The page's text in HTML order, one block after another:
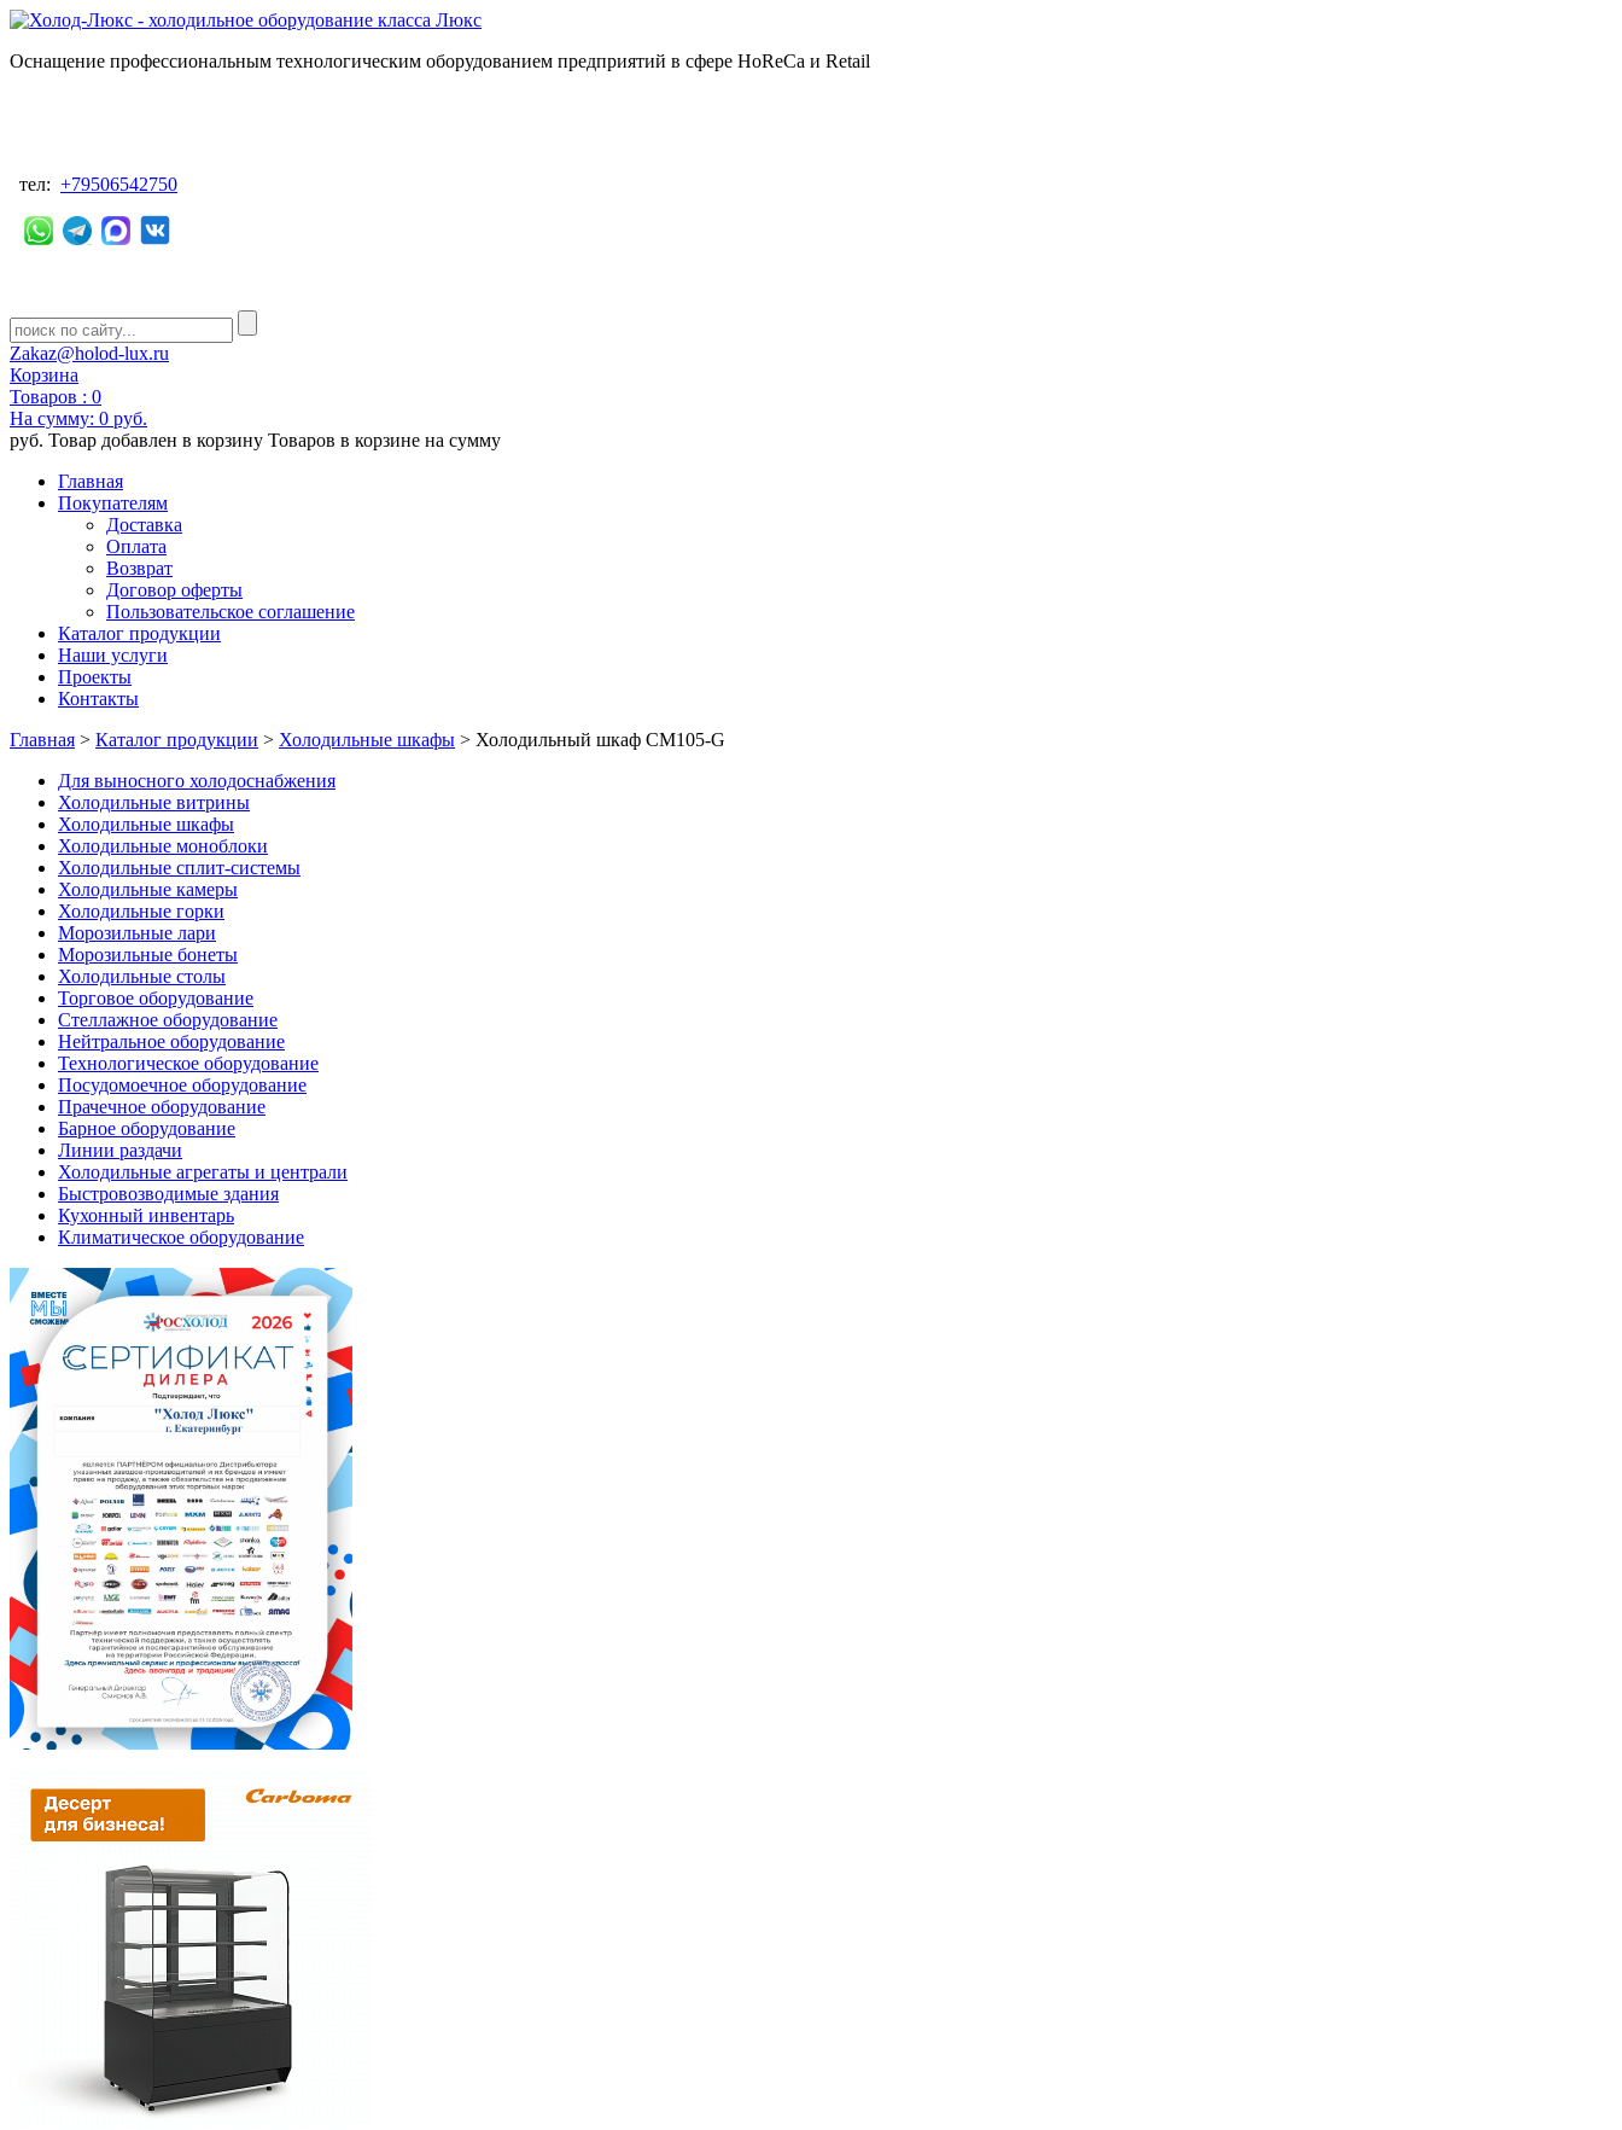
Оснащение профессиональным технологическим оборудованием предприятий в сфере HoReCa и Retail
тел: +79506542750
Zakaz@holod-lux.ru
Корзина
Товаров : 0
На сумму: 0 руб.
руб. Товар добавлен в корзину Товаров в корзине на сумму
Главная
Покупателям
Доставка
Оплата
Возврат
Договор оферты
Пользовательское соглашение
Каталог продукции
Наши услуги
Проекты
Контакты
Главная > Каталог продукции > Холодильные шкафы > Холодильный шкаф CM105-G
Для выносного холодоснабжения
Холодильные витрины
Холодильные шкафы
Холодильные моноблоки
Холодильные сплит-системы
Холодильные камеры
Холодильные горки
Морозильные лари
Морозильные бонеты
Холодильные столы
Торговое оборудование
Стеллажное оборудование
Нейтральное оборудование
Технологическое оборудование
Посудомоечное оборудование
Прачечное оборудование
Барное оборудование
Линии раздачи
Холодильные агрегаты и централи
Быстровозводимые здания
Кухонный инвентарь
Климатическое оборудование